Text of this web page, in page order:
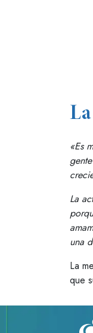
«Es
La
una
La
que